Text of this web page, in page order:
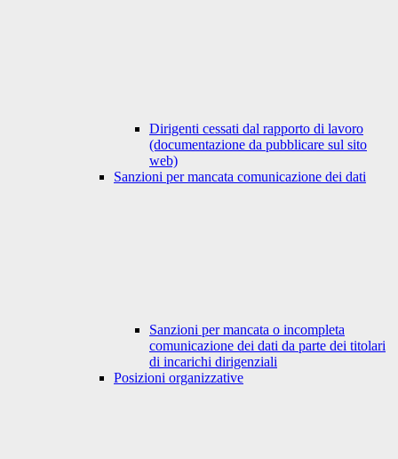
Dirigenti cessati dal rapporto di lavoro
(documentazione da pubblicare sul sito
web)
Sanzioni per mancata comunicazione dei dati
Sanzioni per mancata o incompleta
comunicazione dei dati da parte dei titolari
di incarichi dirigenziali
Posizioni organizzative